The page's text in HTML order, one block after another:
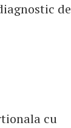
de
cu